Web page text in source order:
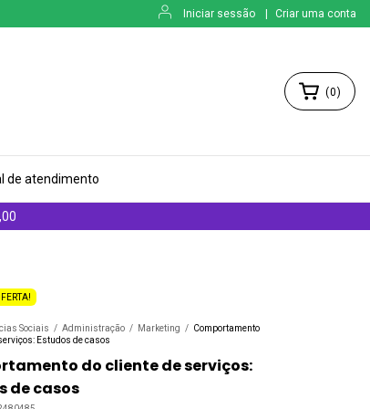
Iniciar sessão Criar uma conta
(0)
de atendimento
Sociais / Administração / Marketing / Comportamento
Estudos de casos
do cliente de serviços:
de casos